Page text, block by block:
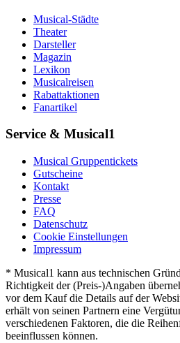
Musical-Städte
Theater
Darsteller
Magazin
Lexikon
Musicalreisen
Rabattaktionen
Fanartikel
Service & Musical1
Musical Gruppentickets
Gutscheine
Kontakt
Presse
FAQ
Datenschutz
Cookie Einstellungen
Impressum
* Musical1 kann aus technischen
Richtigkeit der (Preis-)Angaben
vor dem Kauf die Details auf der
erhält von seinen Partnern eine
verschiedenen Faktoren, die die
beeinflussen können.